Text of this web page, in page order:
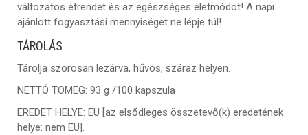
változatos étrendet és az egészséges életmódot! A napi
ajánlott fogyasztási mennyiséget ne lépje túl!
TÁROLÁS
Tárolja szorosan lezárva, hűvös, száraz helyen.
NETTÓ TÖMEG: 93 g /100 kapszula
EREDET HELYE: EU [az elsődleges összetevő(k) eredetének
helye: nem EU].